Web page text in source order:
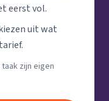
eerst vol.
uit wat
zijn eigen